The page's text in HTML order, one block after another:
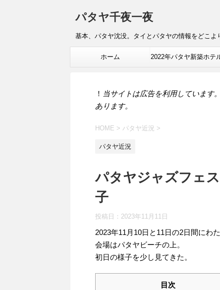
パタヤ千夜一夜
基本、パタヤ沈没。タイとパタヤの情報をどこよ
ホーム 2022年パタヤ新築ホテ
！ 当サイトは広告を利用しています
あります。
HOME > パタヤ近況 >
パタヤ近況
パタヤジャズフェ
子
投稿日： 2023年11月11日
2023年11月10日と11日の2日間にわ
会場はパタヤビーチの上。
初日の様子を少し見てきた。
目次